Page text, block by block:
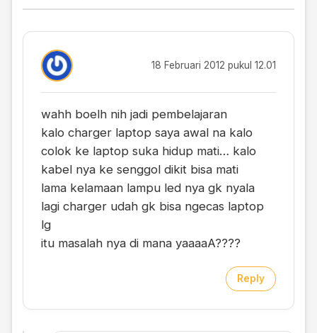
18 Februari 2012 pukul 12.01
wahh boelh nih jadi pembelajaran
kalo charger laptop saya awal na kalo
colok ke laptop suka hidup mati… kalo
kabel nya ke senggol dikit bisa mati
lama kelamaan lampu led nya gk nyala
lagi charger udah gk bisa ngecas laptop
lg
itu masalah nya di mana yaaaaA????
Reply